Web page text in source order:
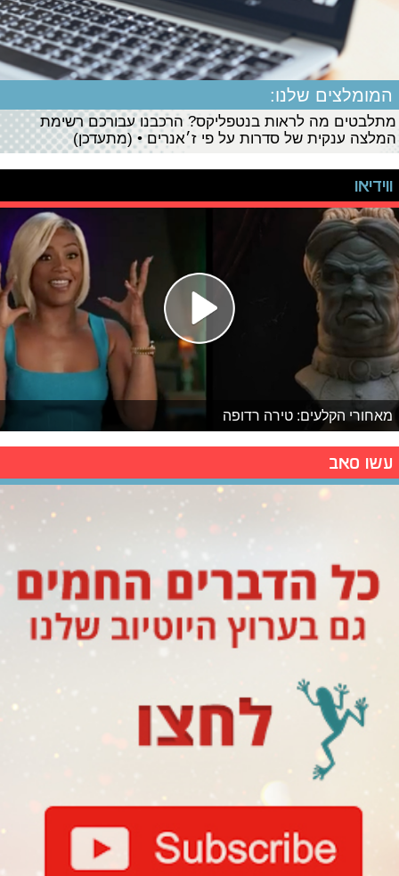
המומלצים שלנו:
מתלבטים מה לראות בנטפליקס? הרכבנו עבורכם רשימת
המלצה ענקית של סדרות על פי ז׳אנרים • (מתעדכן)
ווידיאו
מאחורי הקלעים: טירה רדופה
עשו סאב